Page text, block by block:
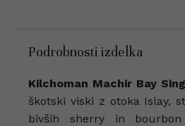
Podrobnosti izdelka
Kilchoman Machir Bay
škotski viski z otoka Islay,
bivših sherry in